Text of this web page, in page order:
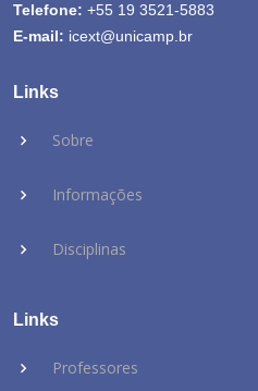
Telefone: +55 19 3521-5883
E-mail: icext@unicamp.br
Links
Sobre
Informações
Disciplinas
Links
Professores